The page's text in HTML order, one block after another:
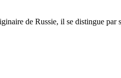
de Russie, il se distingue